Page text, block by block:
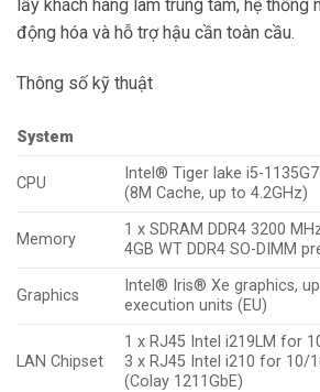
lấy khách hàng làm trung tâm, hệ thống
động hóa và hỗ trợ hậu cần toàn cầu.
Thông số kỹ thuật
System
CPU
Intel® Tiger lake i5-1135G7
(8M Cache, up to 4.2GHz)
Memory
1 x SDRAM DDR4 3200
4GB WT DDR4 SO-DIMM
Graphics
Intel® Iris® Xe graphics,
execution units (EU)
LAN Chipset
1 x RJ45 Intel i219LM for
3 x RJ45 Intel i210 for 10/
(Colay 1211GbE)